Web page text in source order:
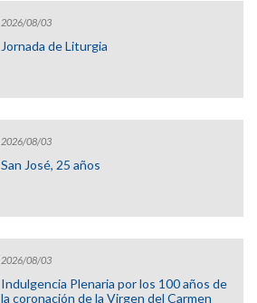
2026/08/03
Jornada de Liturgia
2026/08/03
San José, 25 años
2026/08/03
Indulgencia Plenaria por los 100 años de
la coronación de la Virgen del Carmen